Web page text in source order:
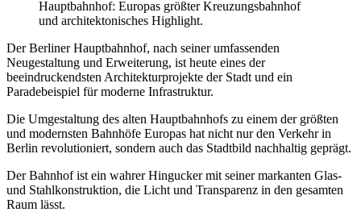
Hauptbahnhof: Europas größter Kreuzungsbahnhof
und architektonisches Highlight.
Der Berliner Hauptbahnhof, nach seiner umfassenden
Neugestaltung und Erweiterung, ist heute eines der
beeindruckendsten Architekturprojekte der Stadt und ein
Paradebeispiel für moderne Infrastruktur.
Die Umgestaltung des alten Hauptbahnhofs zu einem der größten
und modernsten Bahnhöfe Europas hat nicht nur den Verkehr in
Berlin revolutioniert, sondern auch das Stadtbild nachhaltig geprägt.
Der Bahnhof ist ein wahrer Hingucker mit seiner markanten Glas-
und Stahlkonstruktion, die Licht und Transparenz in den gesamten
Raum lässt.